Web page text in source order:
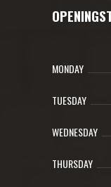
MONDAY
TUESDAY
WEDNESDAY
THURSDAY